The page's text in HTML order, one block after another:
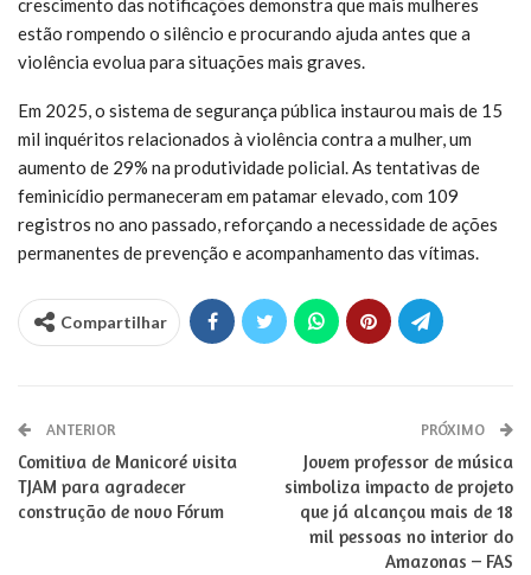
crescimento das notificações demonstra que mais mulheres
estão rompendo o silêncio e procurando ajuda antes que a
violência evolua para situações mais graves.
Em 2025, o sistema de segurança pública instaurou mais de 15
mil inquéritos relacionados à violência contra a mulher, um
aumento de 29% na produtividade policial. As tentativas de
feminicídio permaneceram em patamar elevado, com 109
registros no ano passado, reforçando a necessidade de ações
permanentes de prevenção e acompanhamento das vítimas.
Compartilhar
ANTERIOR
Comitiva de Manicoré visita
TJAM para agradecer
construção de novo Fórum
PRÓXIMO
Jovem professor de música
simboliza impacto de projeto
que já alcançou mais de 18
mil pessoas no interior do
Amazonas – FAS